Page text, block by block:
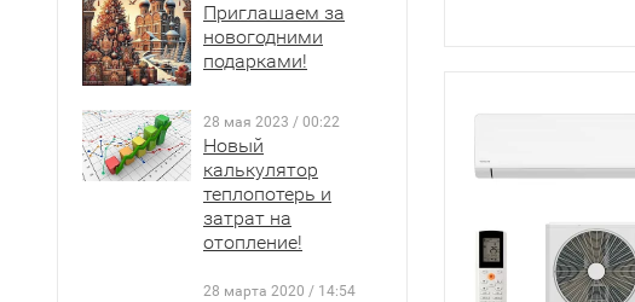
Приглашаем за
новогодними
подарками!
28 мая 2023 / 00:22
Новый
калькулятор
теплопотерь и
затрат на
отопление!
28 марта 2020 / 14:54